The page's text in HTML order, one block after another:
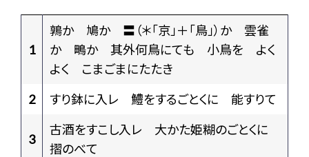
1
鶉か 鳩か 〓（＊「京」＋「鳥」）か 雲雀
か 鴫か 其外何鳥にても 小鳥を よく
よく こまごまにたたき
2
すり鉢に入レ 鱧をするごとくに 能すりて
3
古酒をすこし入レ 大かた姫糊のごとくに
摺のべて